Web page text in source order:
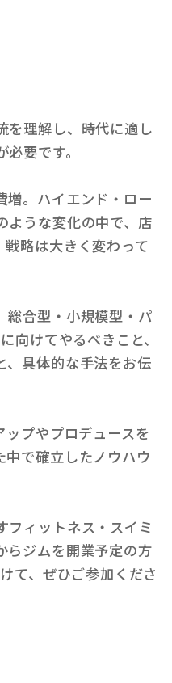
を理解し、時代に適し
要です。
増。ハイエンド・ロー
ような変化の中で、店
略は大きく変わって
総合型・小規模型・パ
向けてやるべきこと、
、具体的な手法をお伝
プやプロデュースを
中で確立したノウハウ
フィットネス・スイミ
らジムを開業予定の方
て、ぜひご参加くださ